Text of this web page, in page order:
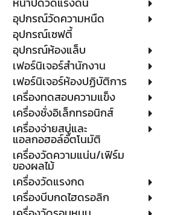
อุปกรณ์วัดความหนืด
อุปกรณ์เซฟตี้
อุปกรณ์ห้องแล็บ
เฟอร์นิเจอร์สำนักงาน
เฟอร์นิเจอร์ห้องปฏิบัติการ
เครื่องทดสอบความแข็ง
เครื่องชั่งอิเล็กทรอนิกส์
เครื่องจ่ายสบู่และ
แอลกอฮอล์อัตโนมัติ
เครื่องวัดความแน่น/เฟิร์ม
ของผลไม้
เครื่องวัดแรงกด
เครื่องบีบกดไฮดรอลิก